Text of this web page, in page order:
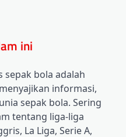
ini
sepak bola adalah
informasi,
sepak bola. Sering
tentang liga-liga
La Liga, Serie A,